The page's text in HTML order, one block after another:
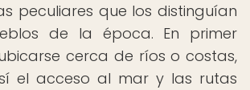
peculiares que los distinguían
de la época. En primer
cerca de ríos o costas,
el acceso al mar y las rutas